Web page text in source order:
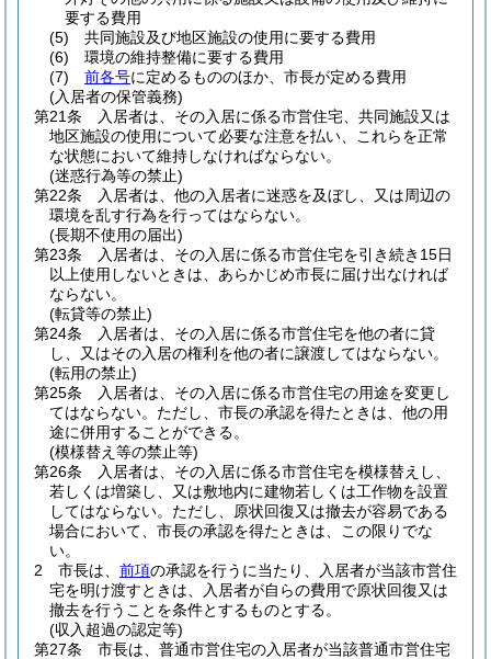
要する費用
(5)
共同施設及び地区施設の使用に要する費用
(6)
環境の維持整備に要する費用
(7)
前各号に定めるもののほか、市長が定める費用
(入居者の保管義務)
第21条
入居者は、その入居に係る市営住宅、共同施設又は
地区施設の使用について必要な注意を払い、これらを正常
な状態において維持しなければならない。
(迷惑行為等の禁止)
第22条
入居者は、他の入居者に迷惑を及ぼし、又は周辺の
環境を乱す行為を行ってはならない。
(長期不使用の届出)
第23条
入居者は、その入居に係る市営住宅を引き続き15日
以上使用しないときは、あらかじめ市長に届け出なければ
ならない。
(転貸等の禁止)
第24条
入居者は、その入居に係る市営住宅を他の者に貸
し、又はその入居の権利を他の者に譲渡してはならない。
(転用の禁止)
第25条
入居者は、その入居に係る市営住宅の用途を変更し
てはならない。 ただし、市長の承認を得たときは、他の用
途に併用することができる。
(模様替え等の禁止等)
第26条
入居者は、その入居に係る市営住宅を模様替えし、
若しくは増築し、又は敷地内に建物若しくは工作物を設置
してはならない。 ただし、原状回復又は撤去が容易である
場合において、市長の承認を得たときは、この限りでな
い。
2
市長は、 前項の承認を行うに当たり、入居者が当該市営住
宅を明け渡すときは、入居者が自らの費用で原状回復又は
撤去を行うことを条件とするものとする。
(収入超過の認定等)
第27条
市長は、普通市営住宅の入居者が当該普通市営住宅